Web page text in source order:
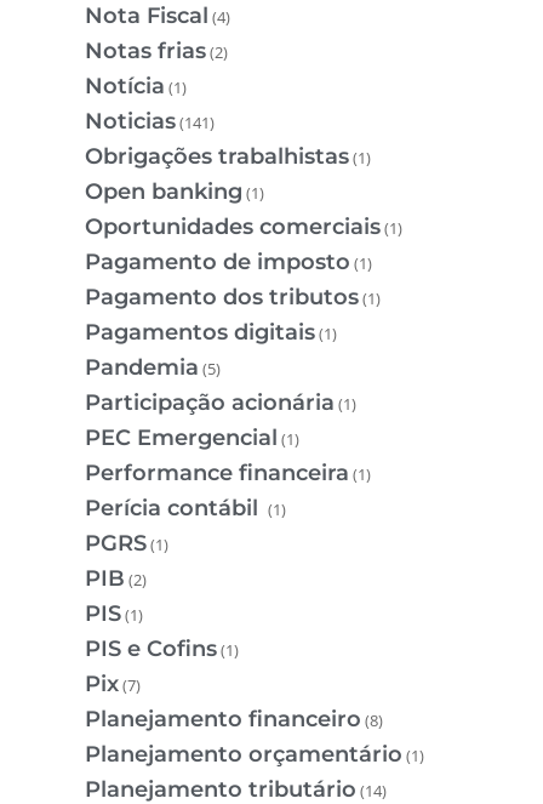
Nota Fiscal (4)
Notas frias(2)
Notícia (1)
Noticias(141)
Obrigações trabalhistas(1)
Open banking (1)
Oportunidades comerciais(1)
Pagamento de imposto (1)
Pagamento dos tributos(1)
Pagamentos digitais(1)
Pandemia (5)
Participação acionária (1)
PEC Emergencial (1)
Performance financeira (1)
Perícia contábil (1)
PGRS(1)
PIB (2)
PIS(1)
PIS e Cofins(1)
Pix(7)
Planejamento financeiro (8)
Planejamento orçamentário (1)
Planejamento tributário (14)